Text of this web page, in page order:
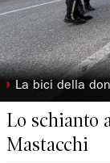
◗ La bici della
Lo schianto
Mastacchi